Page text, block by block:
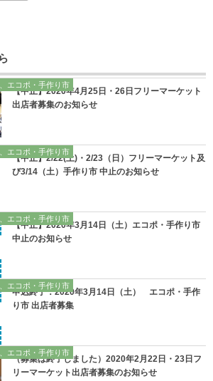
エコポ・手作り市
【中止】2020年4月25日・26日フリーマーケット
出店者募集のお知らせ
エコポ・手作り市
【中止】2/22(土)・2/23（日）フリーマーケット及
び3/14（土）手作り市 中止のお知らせ
エコポ・手作り市
【中止】2020年3月14日（土）エコポ・手作り市
中止のお知らせ
エコポ・手作り市
申込終了：2020年3月14日（土） エコポ・手作
り市 出店者募集
エコポ・手作り市
（募集は終了しました）2020年2月22日・23日フ
リーマーケット出店者募集のお知らせ